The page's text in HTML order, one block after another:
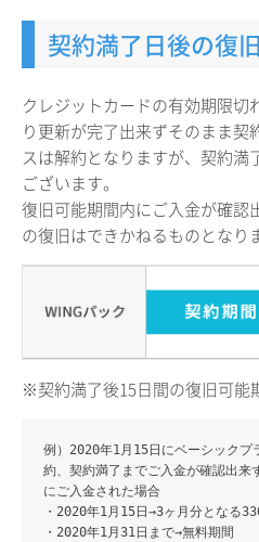
契約満了日後の復
クレジットカードの有効期限切
り更新が完了出来ずそのまま
スは解約となりますが、契約満
ございます。
復旧可能期間内にご入金が確認
の復旧はできかねるものとなり
※契約満了後15日間の復旧可能
例）2020年1月15日にベーシックプ
約、契約満了までご入金が確認出来
にご入金された場合
・2020年1月15日→3ヶ月分となる
・2020年1月31日まで→無料期間